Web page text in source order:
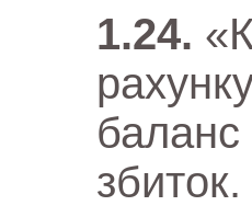
збиток.